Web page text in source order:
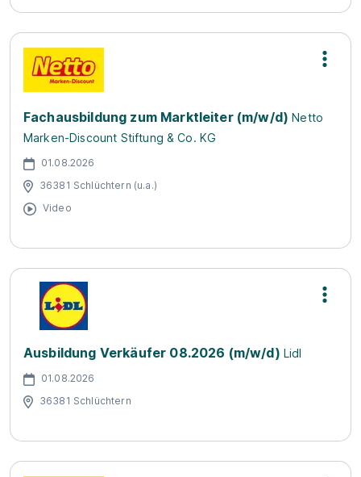
Fachausbildung zum Marktleiter (m/w/d) Netto
Marken-Discount Stiftung & Co. KG
01.08.2026
36381 Schlüchtern (u.a.)
Video
Ausbildung Verkäufer 08.2026 (m/w/d) Lidl
01.08.2026
36381 Schlüchtern